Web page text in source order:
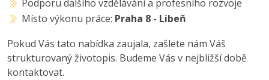
Podporu dalšího vzdělávání a profesního rozvoje
Místo výkonu práce: Praha 8 - Libeň
Pokud Vás tato nabídka zaujala, zašlete nám Váš
strukturovaný životopis. Budeme Vás v nejbližší době
kontaktovat.